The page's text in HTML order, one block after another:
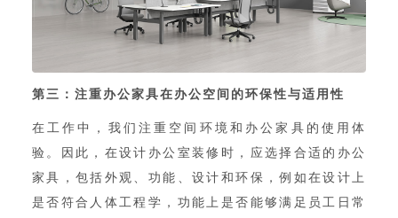
第三：注重办公家具在办公空间的环保性与适用性
在工作中，我们注重空间环境和办公家具的使用体
验。因此，在设计办公室装修时，应选择合适的办公
家具，包括外观、功能、设计和环保，例如在设计上
是否符合人体工程学，功能上是否能够满足员工日常